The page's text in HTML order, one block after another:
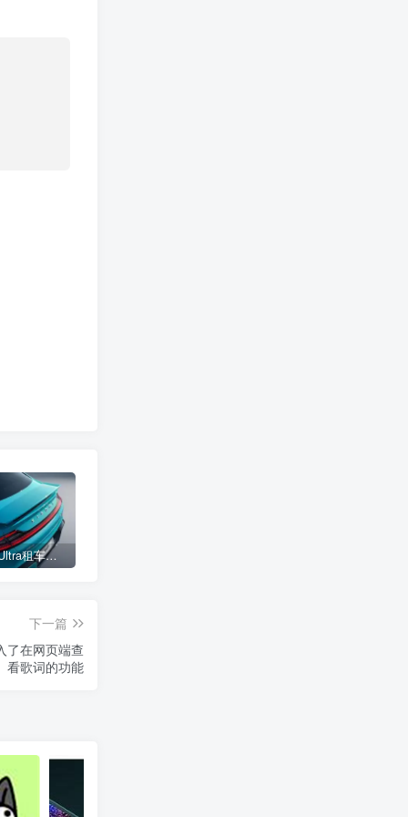
小米SU7 Ultra租车单日价格高达万元：一月内已约满 预计一年回本
下一篇
了在网页端查
看歌词的功能